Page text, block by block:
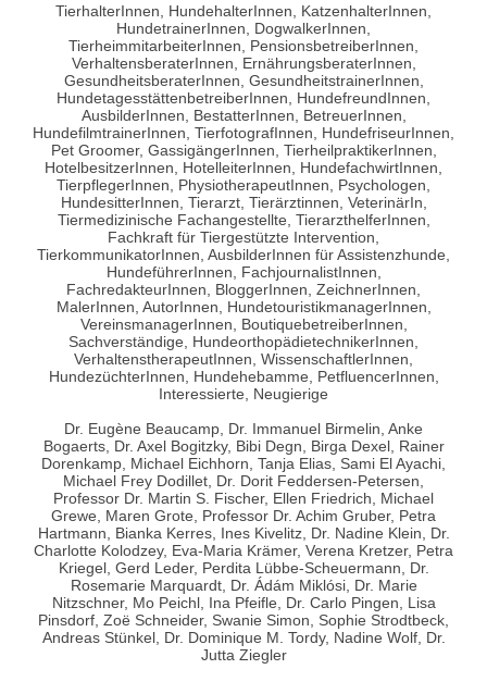
TierhalterInnen, HundehalterInnen, KatzenhalterInnen,
HundetrainerInnen, DogwalkerInnen,
TierheimmitarbeiterInnen, PensionsbetreiberInnen,
VerhaltensberaterInnen, ErnährungsberaterInnen,
GesundheitsberaterInnen, GesundheitstrainerInnen,
HundetagesstättenbetreiberInnen, HundefreundInnen,
AusbilderInnen, BestatterInnen, BetreuerInnen,
HundefilmtrainerInnen, TierfotografInnen, HundefriseurInnen,
Pet Groomer, GassigängerInnen, TierheilpraktikerInnen,
HotelbesitzerInnen, HotelleiterInnen, HundefachwirtInnen,
TierpflegerInnen, PhysiotherapeutInnen, Psychologen,
HundesitterInnen, Tierarzt, Tierärztinnen, VeterinärIn,
Tiermedizinische Fachangestellte, TierarzthelferInnen,
Fachkraft für Tiergestützte Intervention,
TierkommunikatorInnen, AusbilderInnen für Assistenzhunde,
HundeführerInnen, FachjournalistInnen,
FachredakteurInnen, BloggerInnen, ZeichnerInnen,
MalerInnen, AutorInnen, HundetouristikmanagerInnen,
VereinsmanagerInnen, BoutiquebetreiberInnen,
Sachverständige, HundeorthopädietechnikerInnen,
VerhaltenstherapeutInnen, WissenschaftlerInnen,
HundezüchterInnen, Hundehebamme, PetfluencerInnen,
Interessierte, Neugierige
Dr. Eugène Beaucamp, Dr. Immanuel Birmelin, Anke
Bogaerts, Dr. Axel Bogitzky, Bibi Degn, Birga Dexel, Rainer
Dorenkamp, Michael Eichhorn, Tanja Elias, Sami El Ayachi,
Michael Frey Dodillet, Dr. Dorit Feddersen-Petersen,
Professor Dr. Martin S. Fischer, Ellen Friedrich, Michael
Grewe, Maren Grote, Professor Dr. Achim Gruber, Petra
Hartmann, Bianka Kerres, Ines Kivelitz, Dr. Nadine Klein, Dr.
Charlotte Kolodzey, Eva-Maria Krämer, Verena Kretzer, Petra
Kriegel, Gerd Leder, Perdita Lübbe-Scheuermann, Dr.
Rosemarie Marquardt, Dr. Ádám Miklósi, Dr. Marie
Nitzschner, Mo Peichl, Ina Pfeifle, Dr. Carlo Pingen, Lisa
Pinsdorf, Zoë Schneider, Swanie Simon, Sophie Strodtbeck,
Andreas Stünkel, Dr. Dominique M. Tordy, Nadine Wolf, Dr.
Jutta Ziegler